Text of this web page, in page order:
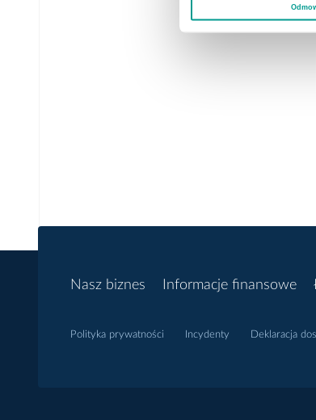
Nasz biznes Informacje finansowe
Polityka prywatności Incydenty Deklaracja